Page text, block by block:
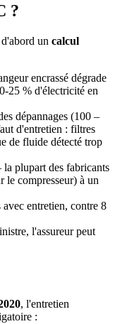
?
un calcul
encrassé dégrade
25 % d'électricité en
dépannages (100 –
d'entretien : filtres
de fluide détecté trop
plupart des fabricants
le compresseur) à un
entretien, contre 8
l'assureur peut
, l'entretien
: